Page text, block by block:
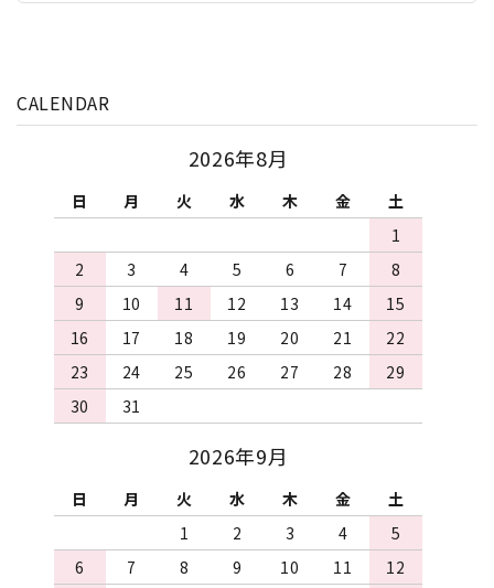
CALENDAR
2026年8月
日 月 火 水 木 金
土
1
2
3 4 5 6 7
8
9
10 11 12 13 14
15
16
17 18 19 20 21
22
23
24 25 26 27 28
29
30
31
2026年9月
日 月 火 水 木 金
土
1
2 3 4
5
6
7 8 9 10 11
12